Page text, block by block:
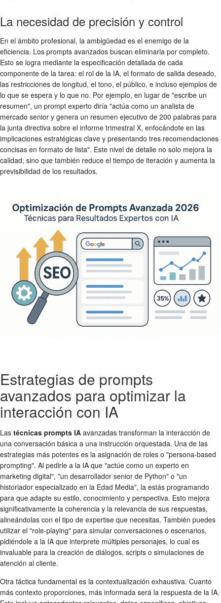
La necesidad de precisión y control
En el ámbito profesional, la ambigüedad es el enemigo de la
eficiencia. Los prompts avanzados buscan eliminarla por completo.
Esto se logra mediante la especificación detallada de cada
componente de la tarea: el rol de la IA, el formato de salida deseado,
las restricciones de longitud, el tono, el público, e incluso ejemplos de
lo que se espera y lo que no. Por ejemplo, en lugar de "escribe un
resumen", un prompt experto diría "actúa como un analista de
mercado senior y genera un resumen ejecutivo de 200 palabras para
la junta directiva sobre el informe trimestral X, enfocándote en las
implicaciones estratégicas clave y presentando tres recomendaciones
concisas en formato de lista". Este nivel de detalle no solo mejora la
calidad, sino que también reduce el tiempo de iteración y aumenta la
previsibilidad de los resultados.
Estrategias de prompts
avanzados para optimizar la
interacción con IA
Las técnicas prompts IA avanzadas transforman la interacción de
una conversación básica a una instrucción orquestada. Una de las
estrategias más potentes es la asignación de roles o "persona-based
prompting". Al pedirle a la IA que "actúe como un experto en
marketing digital", "un desarrollador senior de Python" o "un
historiador especializado en la Edad Media", la estás programando
para que adapte su estilo, conocimiento y perspectiva. Esto mejora
significativamente la coherencia y la relevancia de sus respuestas,
alineándolas con el tipo de expertise que necesitas. También puedes
utilizar el "role-playing" para simular conversaciones o escenarios,
pidiéndole a la IA que interprete múltiples personajes, lo cual es
invaluable para la creación de diálogos, scripts o simulaciones de
atención al cliente.
Otra táctica fundamental es la contextualización exhaustiva. Cuanto
más contexto proporciones, más informada será la respuesta de la IA.